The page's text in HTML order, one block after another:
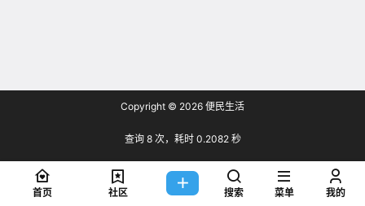
Copyright © 2026 便民生活
查询 8 次，耗时 0.2082 秒
首页 社区 搜索 菜单 我的